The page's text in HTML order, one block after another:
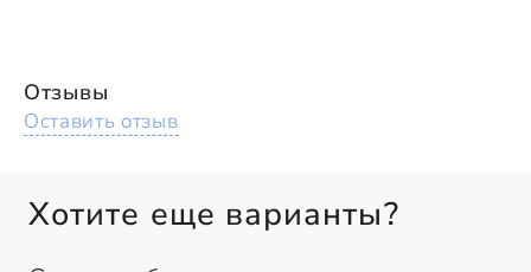
Отзывы
Оставить отзыв
Хотите еще варианты?